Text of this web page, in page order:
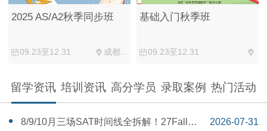
2025 AS/A2秋季同步班
09.23至12.31 成都...
基础入门秋季班
09.23至12.31
留学资讯 培训资讯 高分学员 录取案例 热门活动
‌8/9/10月三场SAT时间线全拆解！27Fall美
2026-07-31